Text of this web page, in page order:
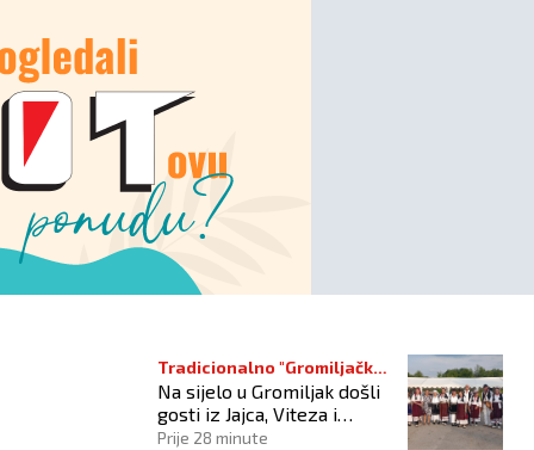
Tradicionalno "Gromiljačko
sijelo"
Na sijelo u Gromiljak došli
gosti iz Jajca, Viteza i
Hrvatske ali i posjetitelji od
Prije 28 minute